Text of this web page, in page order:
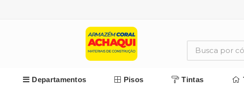
Departamentos Pisos Tintas